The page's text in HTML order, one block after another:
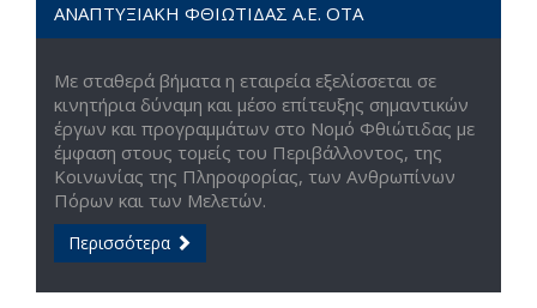
ΑΝΑΠΤΥΞΙΑΚΗ ΦΘΙΩΤΙΔΑΣ Α.Ε. ΟΤΑ
Με σταθερά βήματα η εταιρεία εξελίσσεται σε
κινητήρια δύναμη και μέσο επίτευξης σημαντικών
έργων και προγραμμάτων στο Νομό Φθιώτιδας με
έμφαση στους τομείς του Περιβάλλοντος, της
Κοινωνίας της Πληροφορίας, των Ανθρωπίνων
Πόρων και των Μελετών.
Περισσότερα